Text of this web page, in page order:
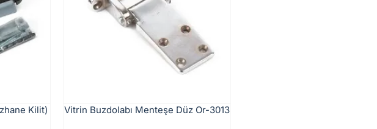
Kilit)
Vitrin Buzdolabı Menteşe Düz Or-3013